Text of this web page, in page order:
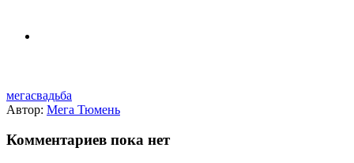
мегасвадьба
Автор: Мега Тюмень
Комментариев пока нет